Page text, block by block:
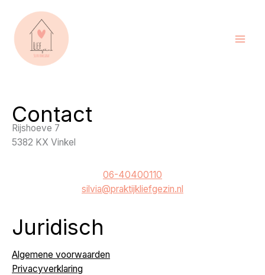
inhoud
Contact
Rijshoeve 7
5382 KX Vinkel
06-40400110
silvia@praktijkliefgezin.nl
Juridisch
Algemene voorwaarden
Privacyverklaring